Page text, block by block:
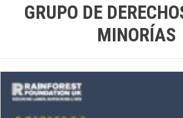
GRUPO DE
MINORÍAS